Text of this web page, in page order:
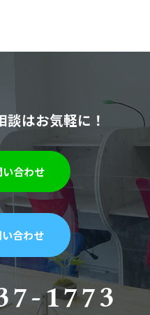
はお気軽に！
い合わせ
合わせ
1773